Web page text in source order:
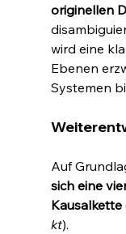
originellen
wird eine
Ebenen
Systemen
Auf
sich eine
Kausalkette
kt).